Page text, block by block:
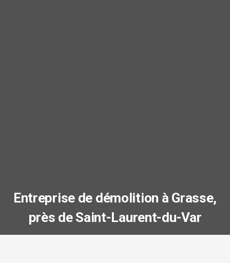
Entreprise de démolition à Grasse,
près de Saint-Laurent-du-Var